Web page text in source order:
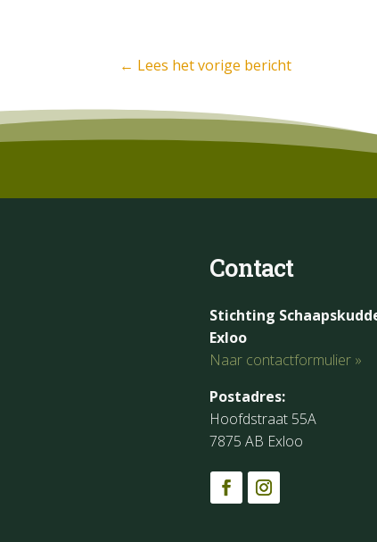
← Lees het vorige bericht
Contact
Stichting
Exloo
Naar contactformulier »
Postadres:
Hoofdstraat 55A
7875 AB Exloo